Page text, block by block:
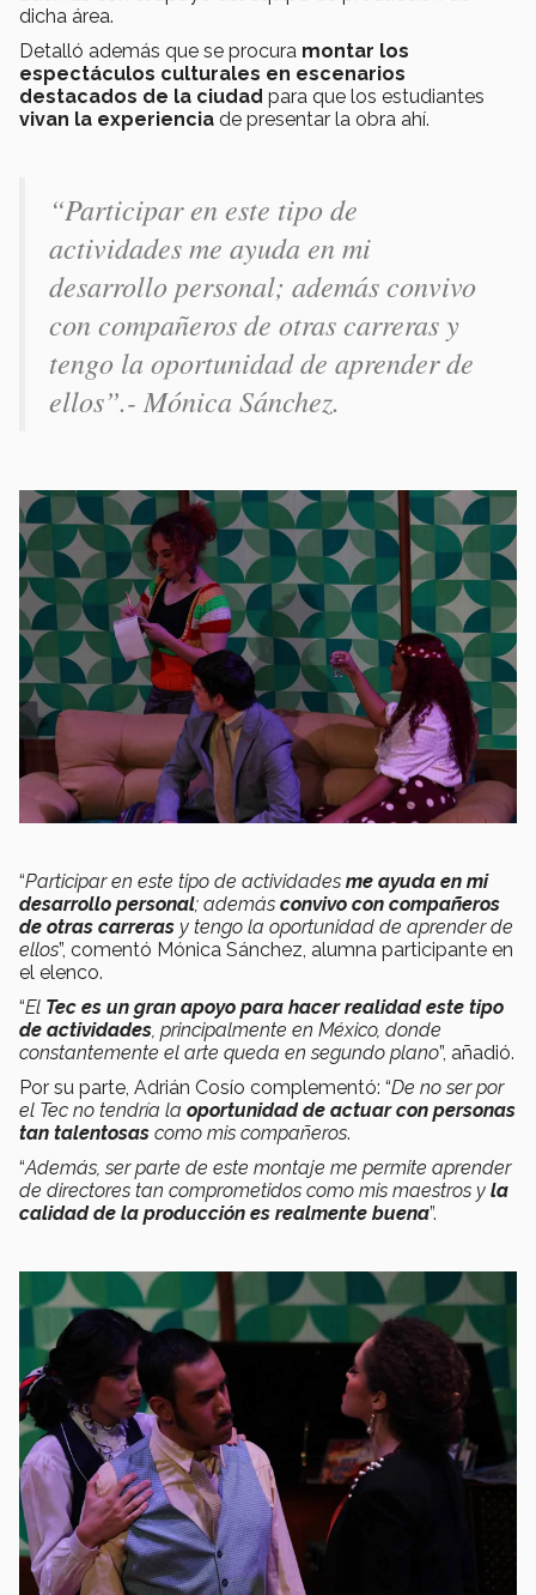
dicha área.
Detalló además que se procura montar los
espectáculos culturales en escenarios
destacados de la ciudad para que los estudiantes
vivan la experiencia de presentar la obra ahí.
“Participar en este tipo de
actividades me ayuda en mi
desarrollo personal; además convivo
con compañeros de otras carreras y
tengo la oportunidad de aprender de
ellos”.- Mónica Sánchez.
“Participar en este tipo de actividades me ayuda en mi
desarrollo personal; además convivo con compañeros
de otras carreras y tengo la oportunidad de aprender de
ellos”, comentó Mónica Sánchez, alumna participante en
el elenco.
“El Tec es un gran apoyo para hacer realidad este tipo
de actividades , principalmente en México, donde
constantemente el arte queda en segundo plano”, añadió.
Por su parte, Adrián Cosío complementó: “De no ser por
el Tec no tendría la oportunidad de actuar con personas
tan talentosas como mis compañeros.
“Además, ser parte de este montaje me permite aprender
de directores tan comprometidos como mis maestros y la
calidad de la producción es realmente buena”.